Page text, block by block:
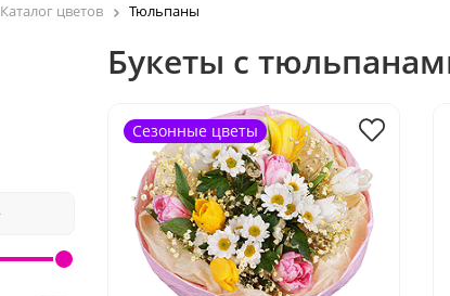
Каталог цветов Тюльпаны
Букеты с
Сезонные цветы